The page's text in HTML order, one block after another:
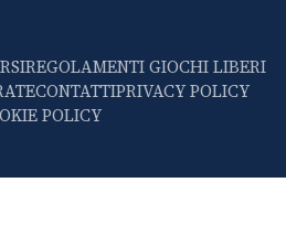
REGOLAMENTI GIOCHI LIBERI
CONTATTIPRIVACY POLICY
POLICY